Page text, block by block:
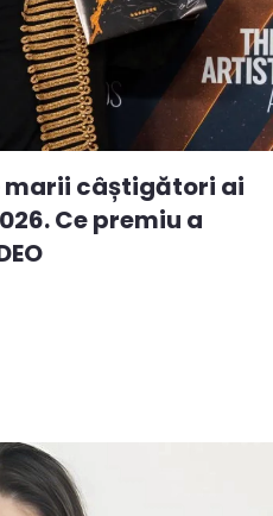
marii câștigători ai
Ce premiu a